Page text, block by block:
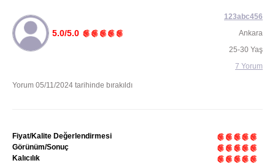
5.0/5.0
Yorum 05/11/2024 tarihinde bırakıldı
123abc456
Ankara
25-30 Yaş
7 Yorum
Fiyat/Kalite Değerlendirmesi
Görünüm/Sonuç
Kalıcılık